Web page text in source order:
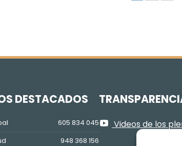
DESTACADOS
605 834 045
948 368 156
Videos de los